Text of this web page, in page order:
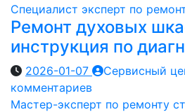
Специалист эксперт по
Ремонт духовых
инструкция по
2026-01-07 Сервисный
комментариев
Мастер-эксперт по ремонту